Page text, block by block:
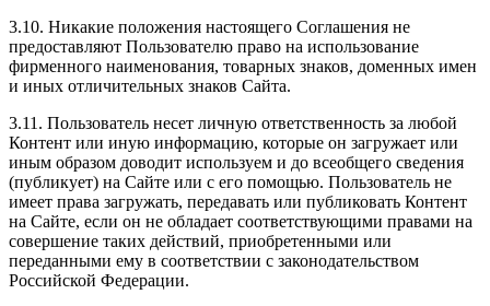
3.10. Никакие положения настоящего Соглашения не
предоставляют Пользователю право на использование
фирменного наименования, товарных знаков, доменных имен
и иных отличительных знаков Сайта.
3.11. Пользователь несет личную ответственность за любой
Контент или иную информацию, которые он загружает или
иным образом доводит используем и до всеобщего сведения
(публикует) на Сайте или с его помощью. Пользователь не
имеет права загружать, передавать или публиковать Контент
на Сайте, если он не обладает соответствующими правами на
совершение таких действий, приобретенными или
переданными ему в соответствии с законодательством
Российской Федерации.